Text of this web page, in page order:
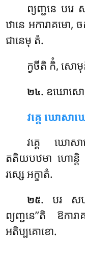
ព្យញ្ជនេ បរ
ឋានេ អការាគមោ, ច
ជានេមុ តំ.
ក្វចីតិ កិំ, សោ
២៤. ឧឃោសោ
វគ្គេ ឃោស
វគ្គេ ឃោស
តតិយបឋមា ហោន្តិ
រស្សេ អក្ខាតំ.
២៥. បរ ស
ព្យញ្ជនេ’’តិ ឱក
អតិប្បគោខោ.